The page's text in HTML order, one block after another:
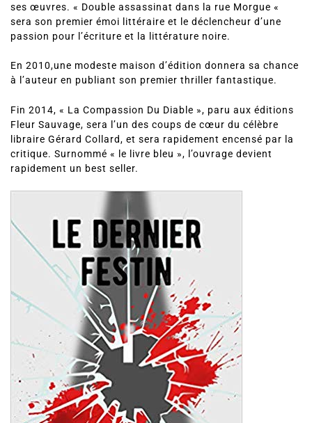
ses œuvres. « Double assassinat dans la rue Morgue «
sera son premier émoi littéraire et le déclencheur d’une
passion pour l’écriture et la littérature noire.
En 2010,une modeste maison d’édition donnera sa chance
à l’auteur en publiant son premier thriller fantastique.
Fin 2014, « La Compassion Du Diable », paru aux éditions
Fleur Sauvage, sera l’un des coups de cœur du célèbre
libraire Gérard Collard, et sera rapidement encensé par la
critique. Surnommé « le livre bleu », l’ouvrage devient
rapidement un best seller.